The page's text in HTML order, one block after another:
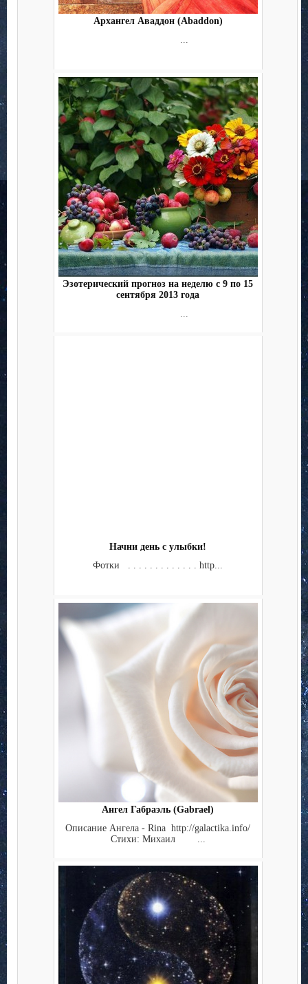
Архангел Аваддон (Abaddon)
Эзотерический прогноз на неделю с 9 по 15
сентября 2013 года
Начни день с улыбки!
Фотки . . . . . . . . . . . . . http...
Ангел Габраэль (Gabrael)
Описание Ангела - Rina http://galactika.info/
Стихи: Михаил ...